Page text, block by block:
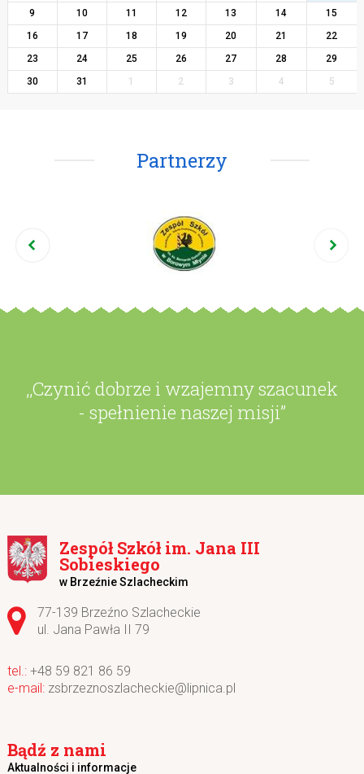
9
10 11 12 13 14
15
16
17 18 19 20 21
22
23
24 25 26 27 28
29
30
31 1 2 3 4 5
Partnerzy
,,Czynić dobrze i wzajemny szacunek
- spełnienie naszej misji”
Zespół Szkół im. Jana III
Sobieskiego
w Brzeźnie Szlacheckim
Adres pocztowy:
77-139 Brzeźno Szlacheckie
ul. Jana Pawła II 79
+48 59 821 86 59
zsbrzeznoszlacheckie@lipnica.pl
Bądź z nami
Aktualności i informacje